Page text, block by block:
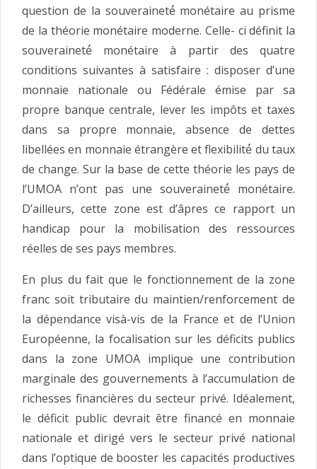
question de la souveraineté́ monétaire au prisme
de la théorie monétaire moderne. Celle- ci définit la
souveraineté́ monétaire à partir des quatre
conditions suivantes à satisfaire : disposer d’une
monnaie nationale ou Fédérale émise par sa
propre banque centrale, lever les impôts et taxes
dans sa propre monnaie, absence de dettes
libellées en monnaie étrangère et flexibilité́ du taux
de change. Sur la base de cette théorie les pays de
l’UMOA n’ont pas une souveraineté́ monétaire.
D’ailleurs, cette zone est d’âpres ce rapport un
handicap pour la mobilisation des ressources
réelles de ses pays membres.
En plus du fait que le fonctionnement de la zone
franc soit tributaire du maintien/renforcement de
la dépendance visà-vis de la France et de l’Union
Européenne, la focalisation sur les déficits publics
dans la zone UMOA implique une contribution
marginale des gouvernements à l’accumulation de
richesses financières du secteur privé. Idéalement,
le déficit public devrait être financé en monnaie
nationale et dirigé vers le secteur privé national
dans l’optique de booster les capacités productives